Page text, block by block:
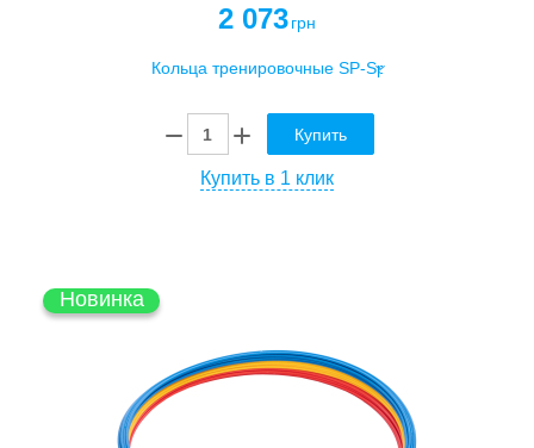
2 073 грн
Купить
Купить в 1 клик
Новинка